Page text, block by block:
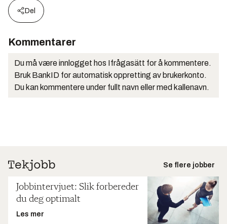
Del
Kommentarer
Du må være innlogget hos Ifrågasätt for å kommentere.
Bruk BankID for automatisk oppretting av brukerkonto.
Du kan kommentere under fullt navn eller med kallenavn.
Se flere jobber
Jobbintervjuet: Slik forbereder
du deg optimalt
Les mer